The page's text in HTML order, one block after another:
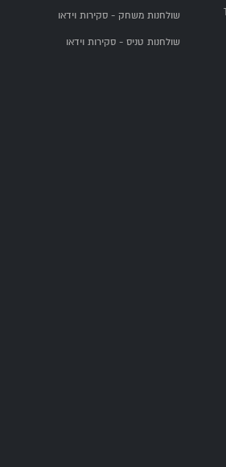
שולחנות משחק - סקירות וידאו
שולחנות טניס - סקירות וידאו